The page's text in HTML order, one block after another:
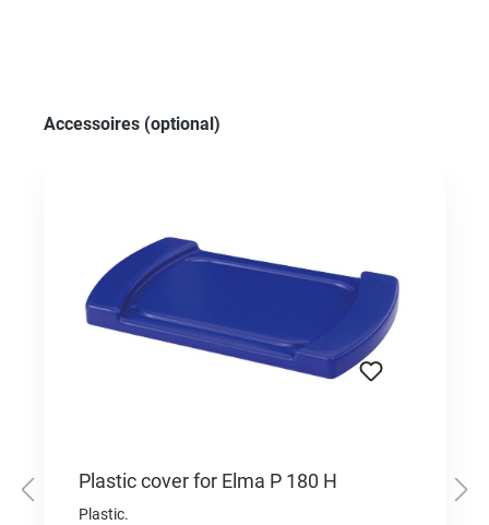
Skip product gallery
Accessoires (optional)
Plastic cover for Elma P 180 H
Plastic.